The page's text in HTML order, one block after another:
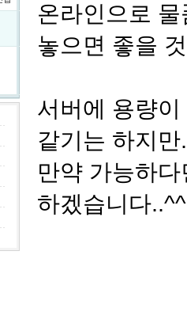
온라인으로
놓으면 좋을
서버에 용량
같기는 하지만
만약 가능하
하겠습니다..^^